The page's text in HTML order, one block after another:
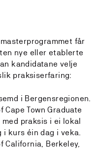
får
nye eller etablerte
kandidatane velje
praksiserfaring:
i Bergensregionen.
Town Graduate
praksis i ei lokal
i kurs éin dag i veka.
California, Berkeley,